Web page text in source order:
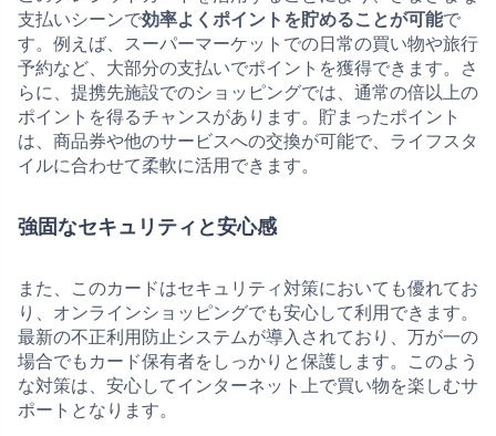
支払いシーンで効率よくポイントを貯めることが可能で
す。例えば、スーパーマーケットでの日常の買い物や旅行
予約など、大部分の支払いでポイントを獲得できます。さ
らに、提携先施設でのショッピングでは、通常の倍以上の
ポイントを得るチャンスがあります。貯まったポイント
は、商品券や他のサービスへの交換が可能で、ライフスタ
イルに合わせて柔軟に活用できます。
強固なセキュリティと安心感
また、このカードはセキュリティ対策においても優れてお
り、オンラインショッピングでも安心して利用できます。
最新の不正利用防止システムが導入されており、万が一の
場合でもカード保有者をしっかりと保護します。このよう
な対策は、安心してインターネット上で買い物を楽しむサ
ポートとなります。